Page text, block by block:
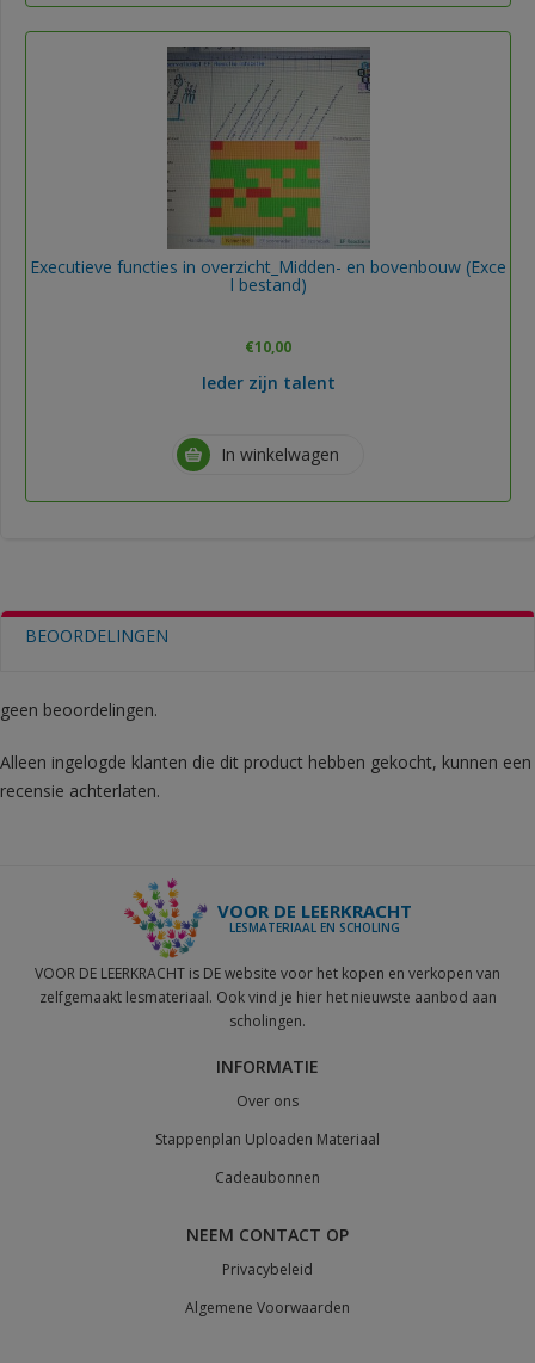
Executieve functies in overzicht_Midden- en bovenbouw (Exce
l bestand)
€10,00
Ieder zijn talent
In winkelwagen
BEOORDELINGEN
geen beoordelingen.
Alleen ingelogde klanten die dit product hebben gekocht, kunnen een
recensie achterlaten.
VOOR DE LEERKRACHT
LESMATERIAAL EN SCHOLING
VOOR DE LEERKRACHT is DE website voor het kopen en verkopen van
zelfgemaakt lesmateriaal. Ook vind je hier het nieuwste aanbod aan
scholingen.
INFORMATIE
Over ons
Stappenplan Uploaden Materiaal
Cadeaubonnen
NEEM CONTACT OP
Privacybeleid
Algemene Voorwaarden